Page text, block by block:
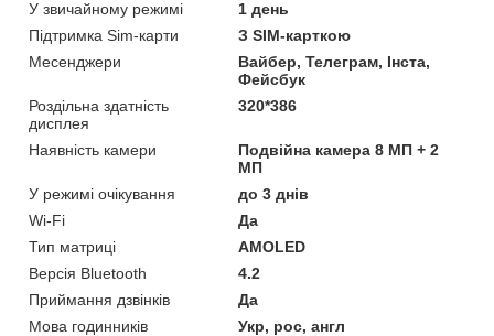
У звичайному режимі
1 день
Підтримка Sim-карти
З SIM-карткою
Месенджери
Вайбер, Телеграм, Інста,
Фейсбук
Роздільна здатність
дисплея
320*386
Наявність камери
Подвійна камера 8 МП + 2
МП
У режимі очікування
до 3 днів
Wi-Fi
Да
Тип матриці
AMOLED
Версія Bluetooth
4.2
Приймання дзвінків
Да
Мова годинників
Укр, рос, англ